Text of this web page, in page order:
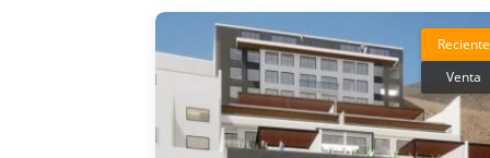
Reciente
Venta